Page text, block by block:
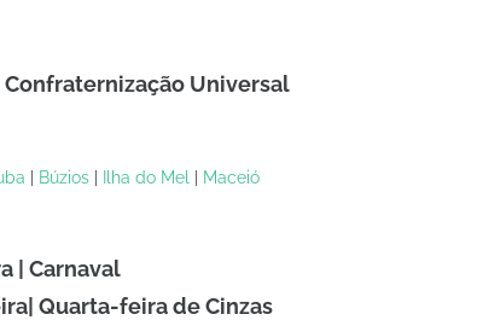
Universal
Búzios Ilha do Mel Maceió
| Carnaval
Quarta-feira de Cinzas